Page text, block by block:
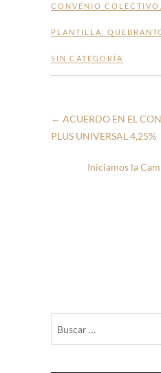
CONVENIO COLECTIVO
PLANTILLA
SIN CATEGORÍA
← ACUERDO EN EL
PLUS UNIVERSAL 4,25%
Iniciamos la